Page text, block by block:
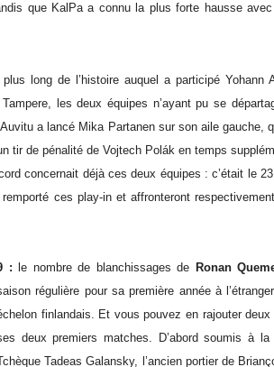
que KalPa a connu la plus forte hausse
long de l’histoire auquel a participé Yohann
les deux équipes n’ayant pu se
a lancé Mika Partanen sur son aile gauche,
tir de pénalité de Vojtech Polák en temps
concernait déjà ces deux équipes : c’était le
ces play-in et affronteront
: le nombre de blanchissages de Ronan
régulière pour sa première année à
finlandais. Et vous pouvez en rajouter
deux premiers matches. D’abord soumis à la
Tadeas Galansky, l’ancien portier de